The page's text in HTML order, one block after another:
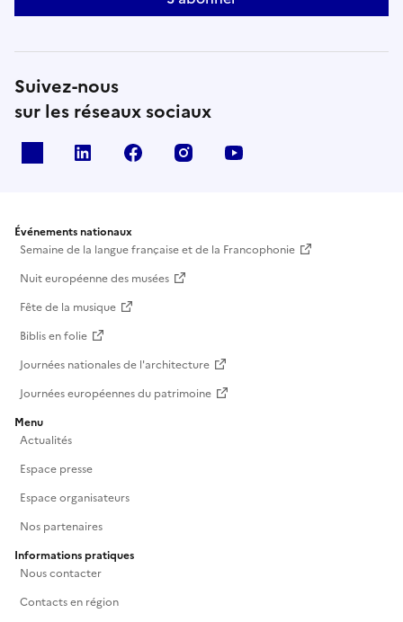
Suivez-nous
sur les réseaux sociaux
Linkedin Facebook Instagram
Événements nationaux
Semaine de la langue française et de la Francophonie
Nuit européenne des musées
Fête de la musique
Biblis en folie
Journées nationales de l'architecture
Journées européennes du patrimoine
Menu
Actualités
Espace presse
Espace organisateurs
Nos partenaires
Informations pratiques
Nous contacter
Contacts en région